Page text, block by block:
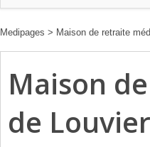
Medipages > Maison de retraite
Maison
de